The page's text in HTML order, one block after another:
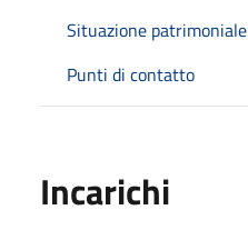
Situazione patrimoniale
Punti di contatto
Incarichi